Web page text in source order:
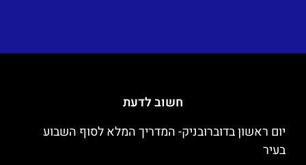
חשוב לדעת
יום ראשון בדוברובניק- המדריך המלא לסוף השבוע
בעיר